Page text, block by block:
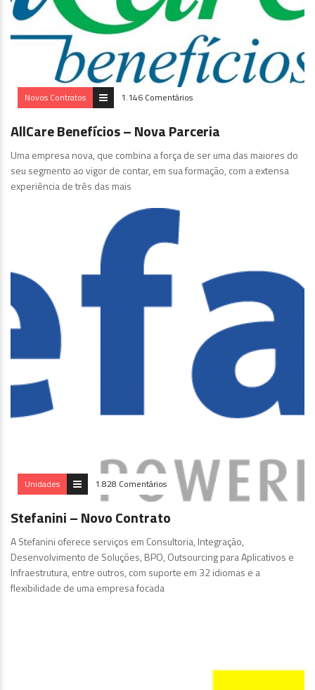
Novos Contratos 1.146 Comentários
AllCare Benefícios – Nova Parceria
Uma empresa nova, que combina a força de ser uma das maiores do
seu segmento ao vigor de contar, em sua formação, com a extensa
experiência de três das mais
Unidades 1.828 Comentários
Stefanini – Novo Contrato
A Stefanini oferece serviços em Consultoria, Integração,
Desenvolvimento de Soluções, BPO, Outsourcing para Aplicativos e
Infraestrutura, entre outros, com suporte em 32 idiomas e a
flexibilidade de uma empresa focada